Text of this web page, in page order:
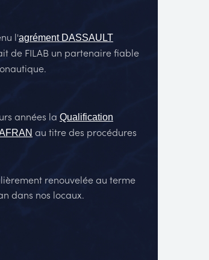
l'agrément DASSAULT
de FILAB un partenaire fiable
années la Qualification
au titre des procédures
renouvelée au terme
dans nos locaux.